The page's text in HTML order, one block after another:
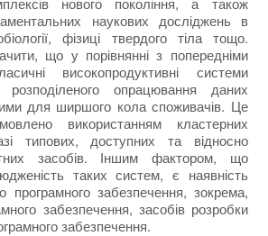
наукових досліджень в
фізиці твердого тіла тощо.
що у порівнянні з попередніми
високопродуктивні системи
опрацювання даних
для ширшого кола споживачів. Це
використанням кластерних
типових, доступних та відносно
засобів. Іншим фактором, що
таких систем, є наявність
програмного забезпечення, зокрема,
забезпечення, засобів розробки
забезпечення.